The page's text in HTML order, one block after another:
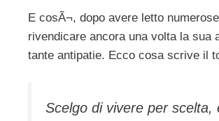
E cosÃ¬, dopo avere letto
rivendicare ancora una volta la
tante antipatie. Ecco cosa scrive il
Scelgo di vivere per scelta,